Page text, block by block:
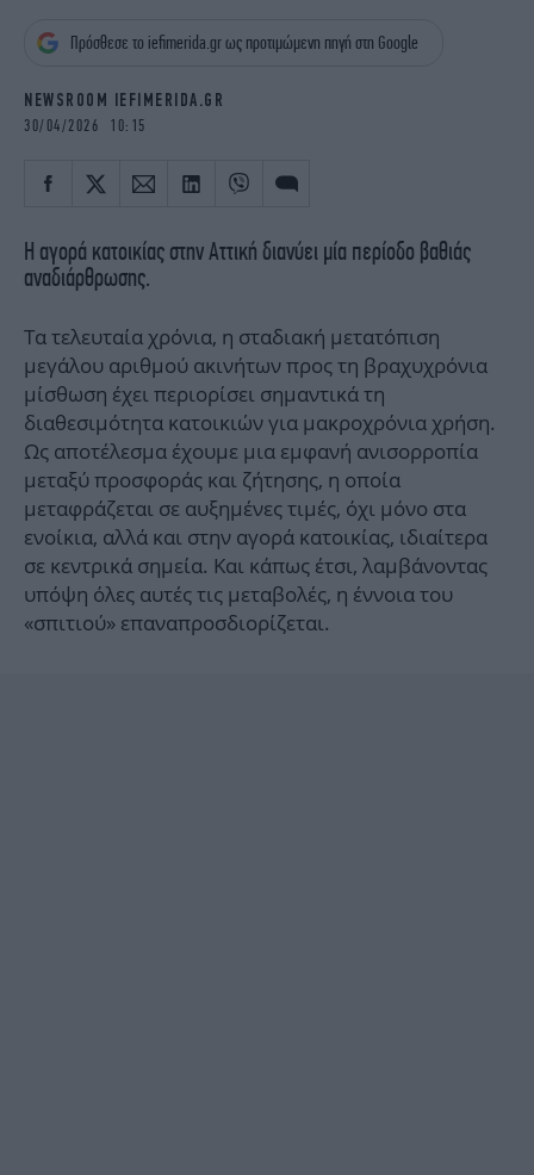
OSCARS
THE OCEAN
Πρόσθεσε το iefimerida.gr ως προτιμώμενη πηγή στη Google
NEWSROOM IEFIMERIDA.GR
30/04/2026 10:15
Η αγορά κατοικίας στην Αττική διανύει μία περίοδο βαθιάς
αναδιάρθρωσης.
Τα τελευταία χρόνια, η σταδιακή μετατόπιση
μεγάλου αριθμού ακινήτων προς τη βραχυχρόνια
μίσθωση έχει περιορίσει σημαντικά τη
διαθεσιμότητα κατοικιών για μακροχρόνια χρήση.
Ως αποτέλεσμα έχουμε μια εμφανή ανισορροπία
μεταξύ προσφοράς και ζήτησης, η οποία
μεταφράζεται σε αυξημένες τιμές, όχι μόνο στα
ενοίκια, αλλά και στην αγορά κατοικίας, ιδιαίτερα
σε κεντρικά σημεία. Και κάπως έτσι, λαμβάνοντας
υπόψη όλες αυτές τις μεταβολές, η έννοια του
«σπιτιού» επαναπροσδιορίζεται.